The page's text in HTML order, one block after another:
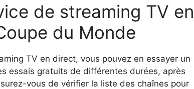
de streaming TV en
du Monde
TV en direct, vous pouvez en essayer un
essais gratuits de différentes durées, après
vous de vérifier la liste des chaînes pour